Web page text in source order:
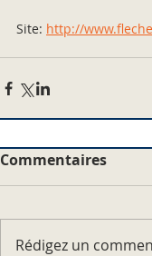
Site: http://
Commentaires
Rédigez un